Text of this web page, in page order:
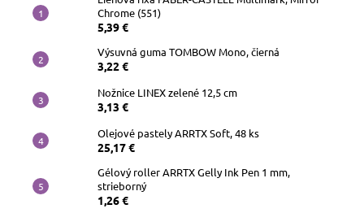
Chrome (551)
5,39 €
Výsuvná guma TOMBOW Mono, čierná
3,22 €
Nožnice LINEX zelené 12,5 cm
3,13 €
Olejové pastely ARRTX Soft, 48 ks
25,17 €
Gélový roller ARRTX Gelly Ink Pen 1 mm,
strieborný
1,26 €